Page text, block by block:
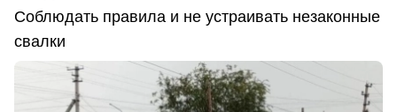
Соблюдать правила и не устраивать незаконные
свалки